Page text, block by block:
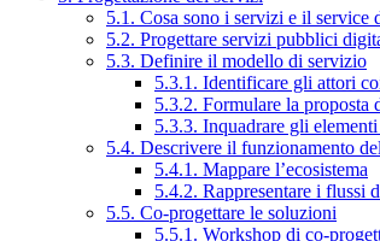
5.1. Cosa sono i servizi e il service
5.2. Progettare servizi pubblici
5.3. Definire il modello di servizio
5.3.1. Identificare gli attori
5.3.2. Formulare la proposta
5.3.3. Inquadrare gli
5.4. Descrivere il funzionamento
5.4.1. Mappare l’ecosistema
5.4.2. Rappresentare i flussi
5.5. Co-progettare le soluzioni
5.5.1. Workshop di co-